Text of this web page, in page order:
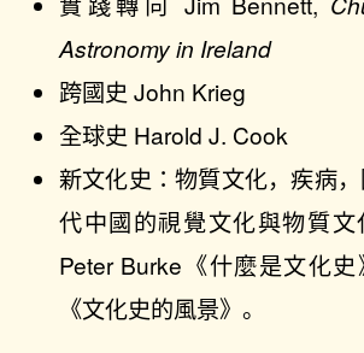
Astronomy in Ireland
跨國史 John Krieg
全球史 Harold J. Cook
新文化史：物質文化，疾病
代中國的視覺文化與物質文
Peter Burke《什麼是文化史
《文化史的風景》。